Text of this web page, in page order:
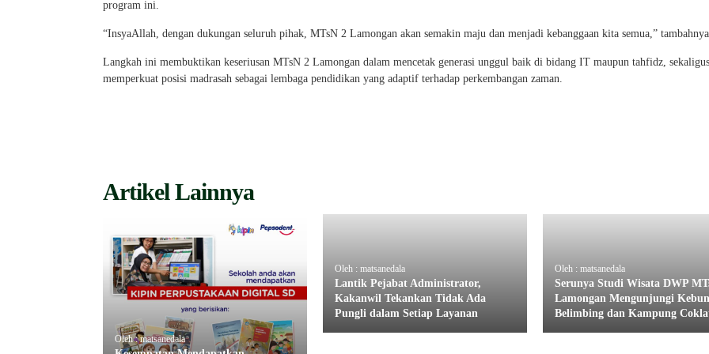
program ini.
“InsyaAllah, dengan dukungan seluruh pihak, MTsN 2 Lamongan akan semakin maju dan menjadi kebanggaan kita semua,”
Langkah ini membuktikan keseriusan MTsN 2 Lamongan dalam mencetak generasi unggul baik di bidang IT maupun tahfidz, sekaligus
memperkuat posisi madrasah sebagai lembaga pendidikan yang adaptif terhadap perkembangan zaman.
Artikel Lainnya
Oleh : matsanedala
Oleh : matsanedala
Lantik Pejabat Administrator,
Kakanwil Tekankan Tidak Ada
Pungli dalam Setiap Layanan
Oleh : matsanedala
Serunya Studi Wisata DWP
Lamongan Mengunjungi Kebun
Belimbing dan Kampung